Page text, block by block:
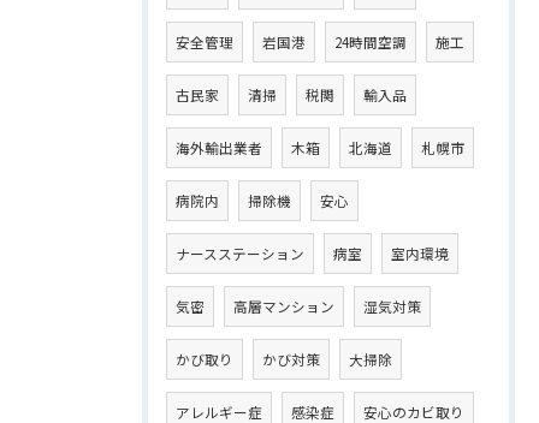
安全管理 岩国港 24時間空調 施工
古民家 清掃 税関 輸入品
海外輸出業者 木箱 北海道 札幌市
病院内 掃除機 安心
ナースステーション 病室 室内環境
気密 高層マンション 湿気対策
かび取り かび対策 大掃除
アレルギー症 感染症 安心のカビ取り